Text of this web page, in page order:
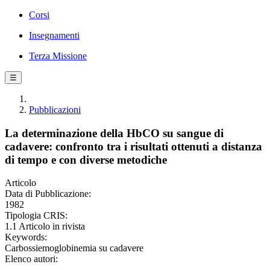
Corsi
Insegnamenti
Terza Missione
☰
Pubblicazioni
La determinazione della HbCO su sangue di
cadavere: confronto tra i risultati ottenuti a distanza
di tempo e con diverse metodiche
Articolo
Data di Pubblicazione:
1982
Tipologia CRIS:
1.1 Articolo in rivista
Keywords:
Carbossiemoglobinemia su cadavere
Elenco autori: